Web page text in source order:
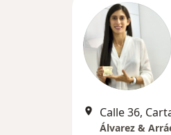
Calle 36,
Álvarez &